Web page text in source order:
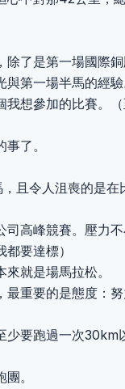
除了是第一場國際
第一場半馬的經驗
我想參加的比賽。
了。
且令人沮喪的是在
高峰競賽。壓力不
要達標）
就是場馬拉松。
重要的是態度：努
少要跑過一次30km
。